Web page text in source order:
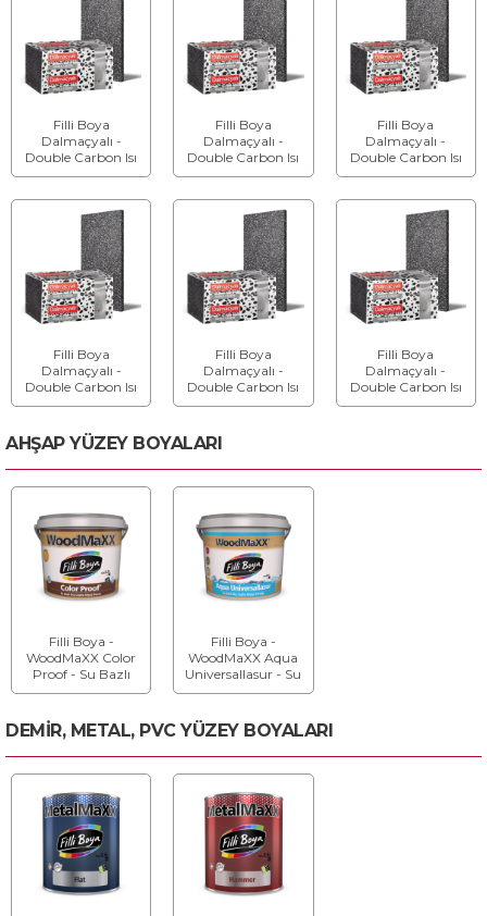
Filli Boya
Dalmaçyalı -
Double Carbon Isı
Yalıtım Levhası -
Filli Boya
Dalmaçyalı -
Double Carbon Isı
Yalıtım Levhası -
Filli Boya
Dalmaçyalı -
Double Carbon Isı
Yalıtım Levhası -
Filli Boya
Dalmaçyalı -
Double Carbon Isı
Yalıtım Levhası -
Filli Boya
Dalmaçyalı -
Double Carbon Isı
Yalıtım Levhası -
Filli Boya
Dalmaçyalı -
Double Carbon Isı
Yalıtım Levhası -
AHŞAP YÜZEY BOYALARI
Filli Boya -
WoodMaXX Color
Proof - Su Bazlı
Dış Cephe Ahşap
Filli Boya -
WoodMaXX Aqua
Universallasur - Su
Bazlı Dış Cephe
DEMİR, METAL, PVC YÜZEY BOYALARI